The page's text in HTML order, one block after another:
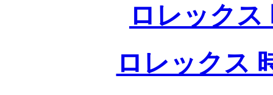
ロレックス
ロレックス